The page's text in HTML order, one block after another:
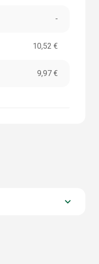
-
10,52 €
9,97 €
keyboard_arrow_down